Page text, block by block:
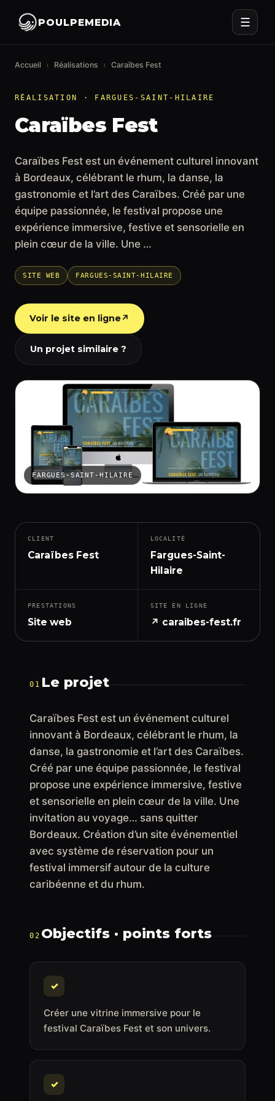
POULPEMEDIA ☰
Accueil › Réalisations › Caraïbes Fest
RÉALISATION · FARGUES-SAINT-HILAIRE
Caraïbes Fest
Caraïbes Fest est un événement culturel innovant
à Bordeaux, célébrant le rhum, la danse, la
gastronomie et l’art des Caraïbes. Créé par une
équipe passionnée, le festival propose une
expérience immersive, festive et sensorielle en
plein cœur de la ville. Une …
SITE WEB FARGUES-SAINT-HILAIRE
Voir le site en ligne↗
Un projet similaire ?
FARGUES-SAINT-HILAIRE
CLIENT
Caraïbes Fest
LOCALITÉ
Fargues-Saint-
Hilaire
PRESTATIONS
Site web
SITE EN LIGNE
↗ caraibes-fest.fr
01 Le projet
Caraïbes Fest est un événement culturel
innovant à Bordeaux, célébrant le rhum, la
danse, la gastronomie et l’art des Caraïbes.
Créé par une équipe passionnée, le festival
propose une expérience immersive, festive
et sensorielle en plein cœur de la ville. Une
invitation au voyage… sans quitter
Bordeaux. Création d’un site événementiel
avec système de réservation pour un
festival immersif autour de la culture
caribéenne et du rhum.
02 Objectifs · points forts
✓
Créer une vitrine immersive pour le
festival Caraïbes Fest et son univers.
✓